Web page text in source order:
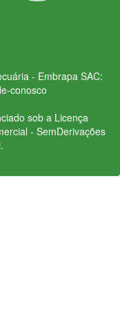
- Embrapa SAC:
conosco
sob a Licença
- SemDerivações